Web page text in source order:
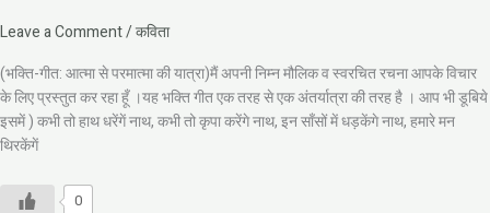
Leave a Comment/कविता
(भक्ति-गीत: आत्मा से परमात्मा की यात्रा)मैं अपनी निम्न मौलिक व स्वरचित रचना आपके विचार
के लिए प्रस्तुत कर रहा हूँ ।यह भक्ति गीत एक तरह से एक अंतर्यात्रा की तरह है । आप भी डूबिये
इसमें ) कभी तो हाथ धरेंगें नाथ, कभी तो कृपा करेंगे नाथ, इन साँसों में धड़केंगे नाथ, हमारे मन
थिरकेंगें
0